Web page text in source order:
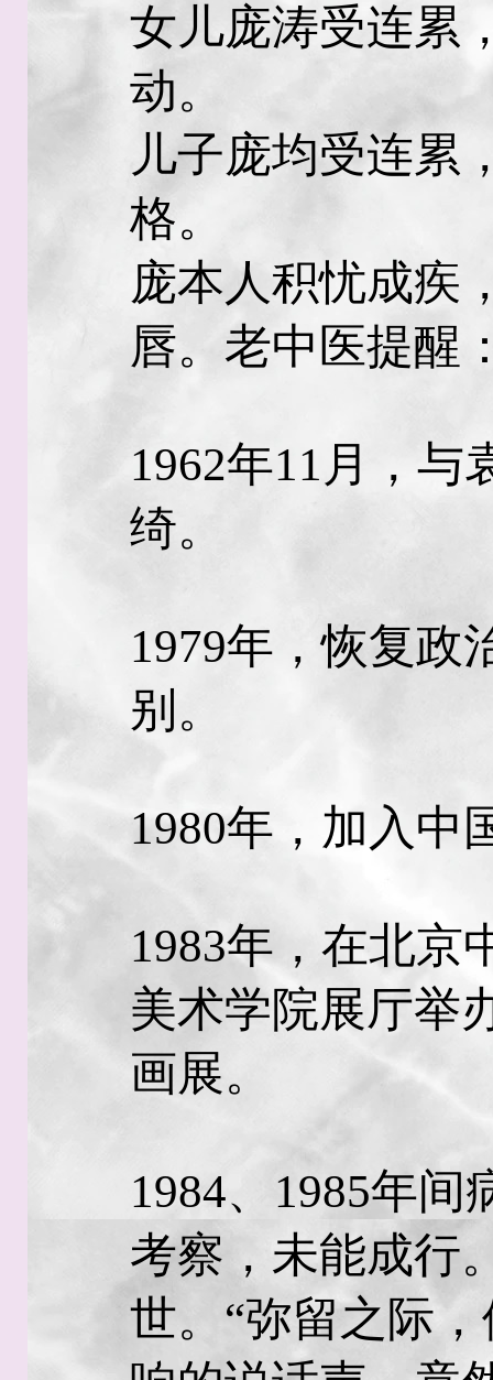
女儿庞涛受连累
动。
儿子庞均受连累
格。
庞本人积忧成疾
唇。老中医提醒
1962年11月，与
绮。
1979年，恢复政
别。
1980年，加入中
1983年，在北京
美术学院展厅举
画展。
1984、1985年
考察，未能成行
世。“弥留之际